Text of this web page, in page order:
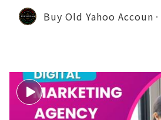
Buy Old Yahoo Accoun